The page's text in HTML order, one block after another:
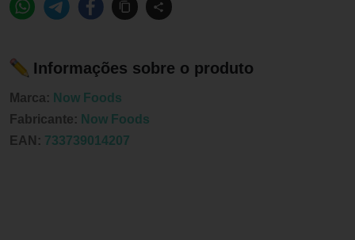
Informações sobre o produto
Marca: Now Foods
Fabricante: Now Foods
EAN: 733739014207